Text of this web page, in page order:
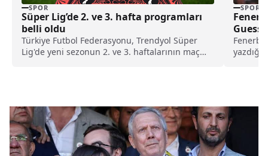
SPOR
Süper Lig’de 2. ve 3. hafta programları
belli oldu
Türkiye Futbol Federasyonu, Trendyol Süper
Lig'de yeni sezonun 2. ve 3. haftalarının maç
SPOR